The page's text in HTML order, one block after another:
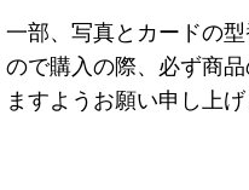
一部、写真とカードの
ので購入の際、必ず商
ますようお願い申し上げ